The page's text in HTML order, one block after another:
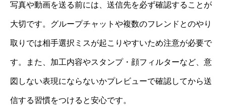
写真や動画を送る前には、送信先を必ず確認することが
大切です。グループチャットや複数のフレンドとのやり
取りでは相手選択ミスが起こりやすいため注意が必要で
す。また、加工内容やスタンプ・顔フィルターなど、意
図しない表現にならないかプレビューで確認してから送
信する習慣をつけると安心です。